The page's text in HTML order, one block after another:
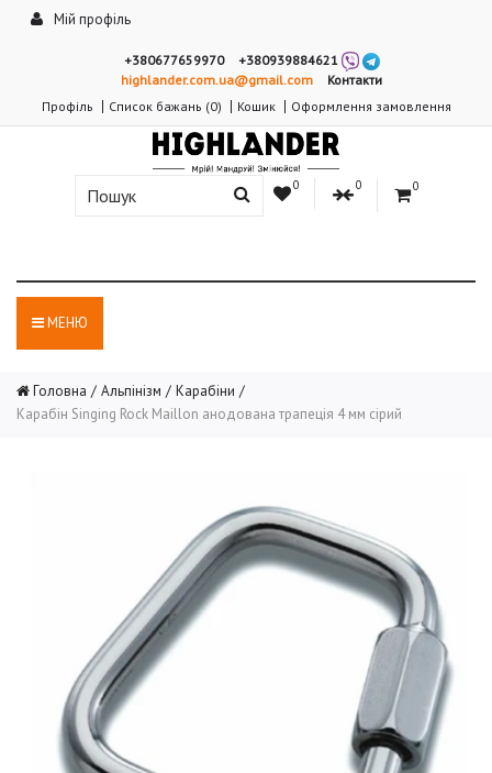
Мій профіль
+380677659970
+380939884621
highlander.com.ua@gmail.com
Контакти
Профіль
Список бажань (0) Кошик Оформлення замовлення
0 0 0
МЕНЮ
Головна Альпінізм
Карабіни
Карабін Singing Rock Maillon анодована трапеція 4 мм сірий